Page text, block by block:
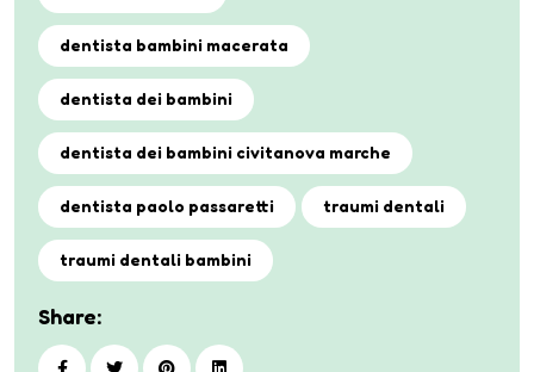
dentista bambini macerata
dentista dei bambini
dentista dei bambini civitanova marche
dentista paolo passaretti traumi dentali
traumi dentali bambini
Share: